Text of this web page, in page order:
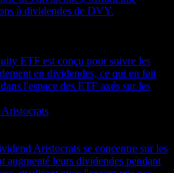
à dividendes de DVY.
ETF est conçu pour suivre les
en dividendes, ce qui en fait
l'espace des ETF axés sur les
Aristocrats se concentre sur les
augmenté leurs dividendes pendant